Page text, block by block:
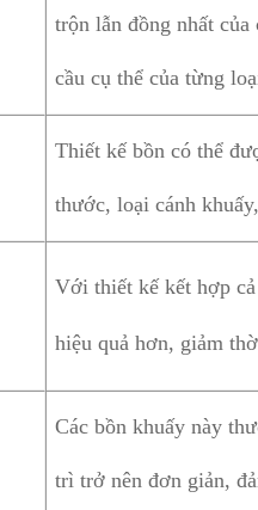
trộn lẫn đồng nhất
cầu cụ thể của từng
Thiết kế bồn có thể
thước, loại cánh
Với thiết kế kết hợp
hiệu quả hơn, giảm
Các bồn khuấy này
trì trở nên đơn giản,